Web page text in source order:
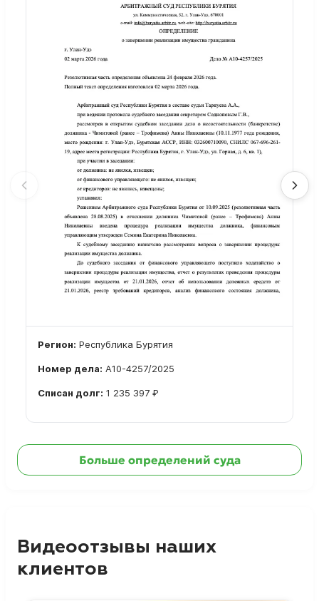
Регион: Республика Бурятия
Номер дела: А10-4257/2025
Списан долг: 1 235 397 ₽
Больше определений суда
Видеоотзывы наших
клиентов